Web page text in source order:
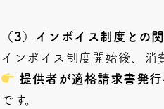
（3）インボイス制度との
インボイス制度開始後、消
提供者が適格請求書発
です。